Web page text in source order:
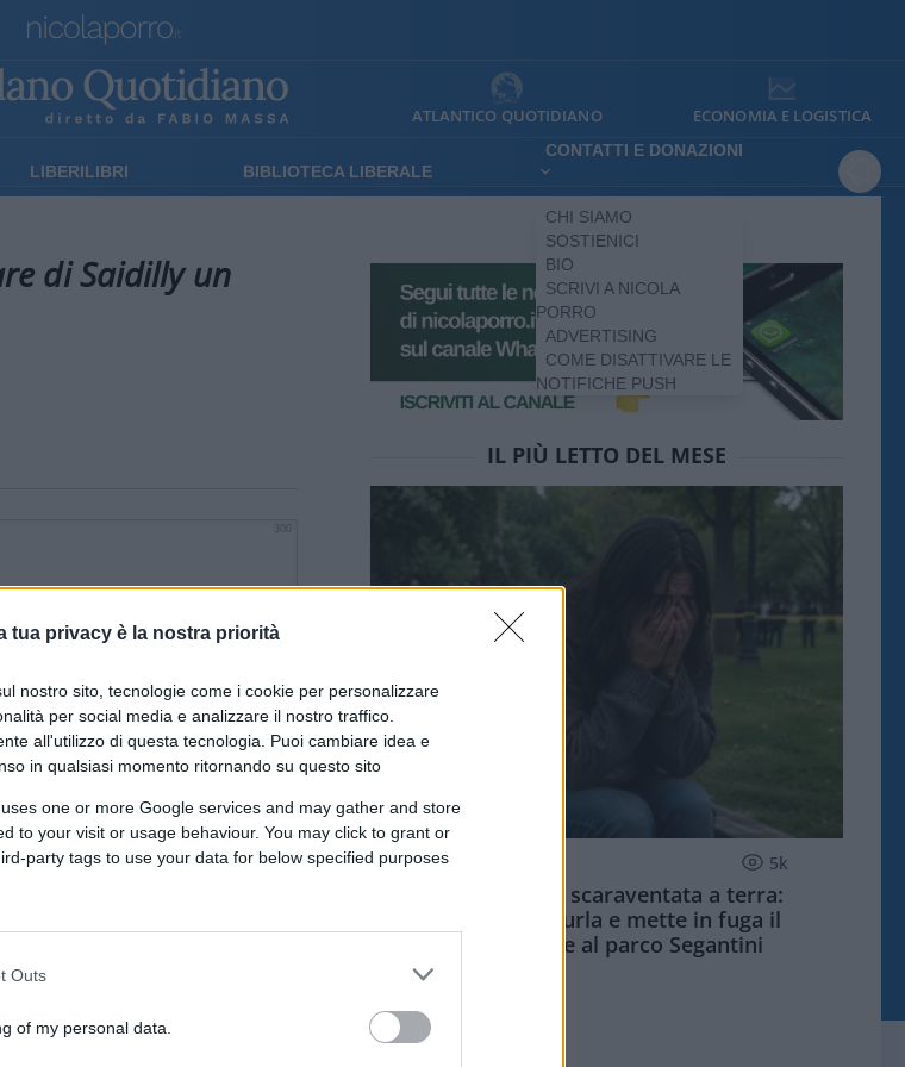
tua privacy è la nostra priorità
nostro sito, tecnologie come i cookie per personalizzare
per social media e analizzare il nostro traffico.
all'utilizzo di questa tecnologia. Puoi cambiare idea e
in qualsiasi momento ritornando su questo sito
one or more Google services and may gather and store
to your visit or usage behaviour. You may click to grant or
party tags to use your data for below specified purposes
Outs
of my personal data.
ATLANTICO QUOTIDIANO ECONOMIA E LOGISTICA
LIBERILIBRI BIBLIOTECA LIBERALE
CONTATTI E DONAZIONI
CHI SIAMO
SOSTIENICI
BIO
SCRIVI A NICOLA
PORRO
ADVERTISING
COME DISATTIVARE LE
NOTIFICHE PUSH
di Saidilly un
(Āyat as-Sayf), recita
ovunque li incontriate,
IL PIÙ LETTO DEL MESE
MILANO QUOTIDIANO 5k
Palpeggiata e scaraventata a terra:
studentessa urla e mette in fuga il
violentatore al parco Segantini